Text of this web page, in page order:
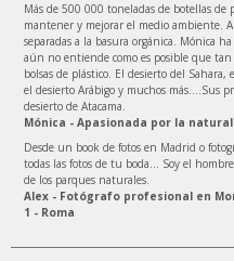
Más de 500 000 toneladas de botellas de
mantener y mejorar el medio ambiente.
separadas a la basura orgánica. Mónica
aún no entiende como es posible que
bolsas de plástico. El desierto del
el desierto Arábigo y muchos más....Sus
desierto de Atacama.
Mónica - Apasionada por la
Desde un book de fotos en Madrid o
todas las fotos de tu boda… Soy el
de los parques naturales.
Alex - Fotógrafo profesional en
1 - Roma